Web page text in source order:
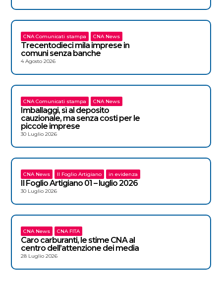
CNA Comunicati stampa CNA News
Trecentodieci mila imprese in
comuni senza banche
4 Agosto 2026
CNA Comunicati stampa CNA News
Imballaggi, sì al deposito
cauzionale, ma senza costi per le
piccole imprese
30 Luglio 2026
CNA News Il Foglio Artigiano in evidenza
Il Foglio Artigiano 01 – luglio 2026
30 Luglio 2026
CNA News CNA FITA
Caro carburanti, le stime CNA al
centro dell’attenzione dei media
28 Luglio 2026